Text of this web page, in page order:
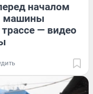
началом
машины
— видео